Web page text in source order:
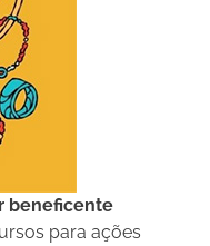
beneficente
para ações